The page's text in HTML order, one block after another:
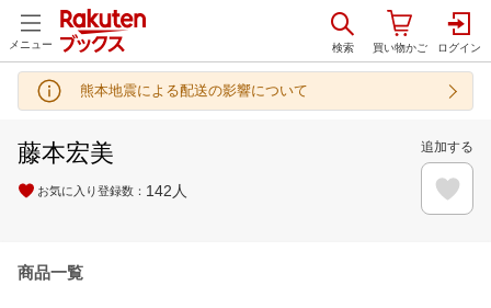
メニュー
熊本地震による配送の影響について
藤本宏美
お気に入り登録数： 142 人
追加する
商品一覧